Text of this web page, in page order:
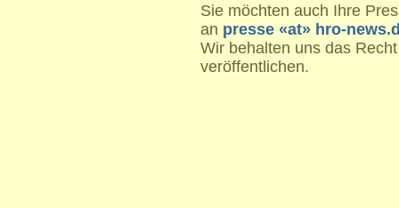
Sie möchten auch Ihre
an presse «at» hro-
Wir behalten uns das
veröffentlichen.